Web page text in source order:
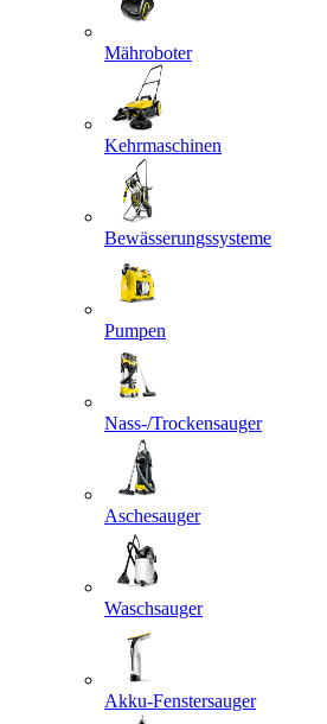
Mähroboter
Kehrmaschinen
Bewässerungssysteme
Pumpen
Nass-/Trockensauger
Aschesauger
Waschsauger
Akku-Fenstersauger